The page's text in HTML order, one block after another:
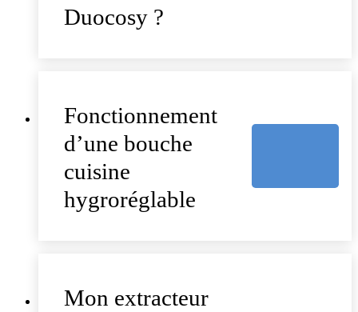
Duocosy ?
Fonctionnement
d’une bouche
cuisine
hygroréglable
Mon extracteur